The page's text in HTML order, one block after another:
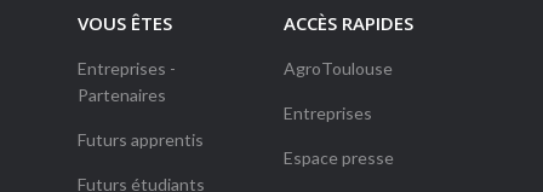
VOUS ÊTES
Entreprises -
Partenaires
Futurs apprentis
Futurs étudiants
ACCÈS RAPIDES
AgroToulouse
Entreprises
Espace presse